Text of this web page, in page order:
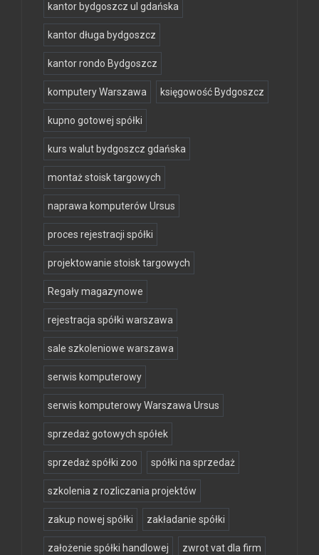
kantor bydgoszcz ul gdańska
kantor długa bydgoszcz
kantor rondo Bydgoszcz
komputery Warszawa księgowość Bydgoszcz
kupno gotowej spółki
kurs walut bydgoszcz gdańska
montaż stoisk targowych
naprawa komputerów Ursus
proces rejestracji spółki
projektowanie stoisk targowych
Regały magazynowe
rejestracja spółki warszawa
sale szkoleniowe warszawa
serwis komputerowy
serwis komputerowy Warszawa Ursus
sprzedaż gotowych spółek
sprzedaż spółki zoo spółki na sprzedaż
szkolenia z rozliczania projektów
zakup nowej spółki zakładanie spółki
założenie spółki handlowej zwrot vat dla firm